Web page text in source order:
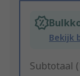
Bekijk
Subtotaal